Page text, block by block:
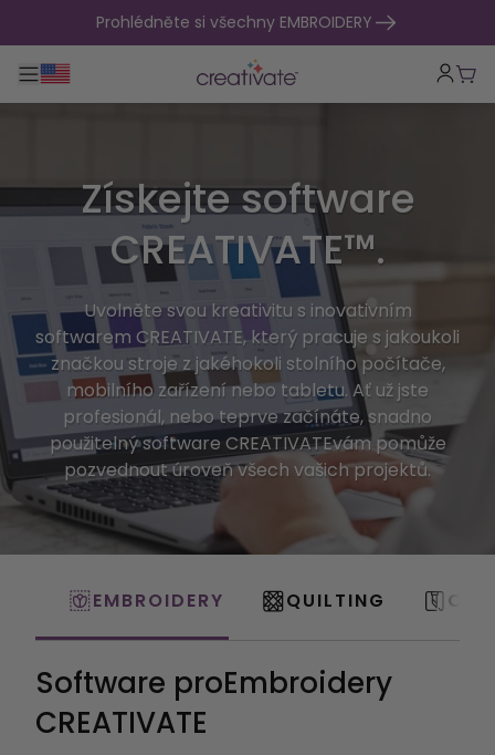
přejít na obsahProhlédněte si všechny EMBROIDERY
Přepnout hlavní navigaci
Získejte software
CREATIVATE™.
Uvolněte svou kreativitu s inovativním
softwarem CREATIVATE, který pracuje s jakoukoli
značkou stroje z jakéhokoli stolního počítače,
mobilního zařízení nebo tabletu. Ať už jste
profesionál, nebo teprve začínáte, snadno
použitelný software CREATIVATEvám pomůže
pozvednout úroveň všech vašich projektů.
EMBROIDERY QUILTING
Software proEmbroidery
CREATIVATE